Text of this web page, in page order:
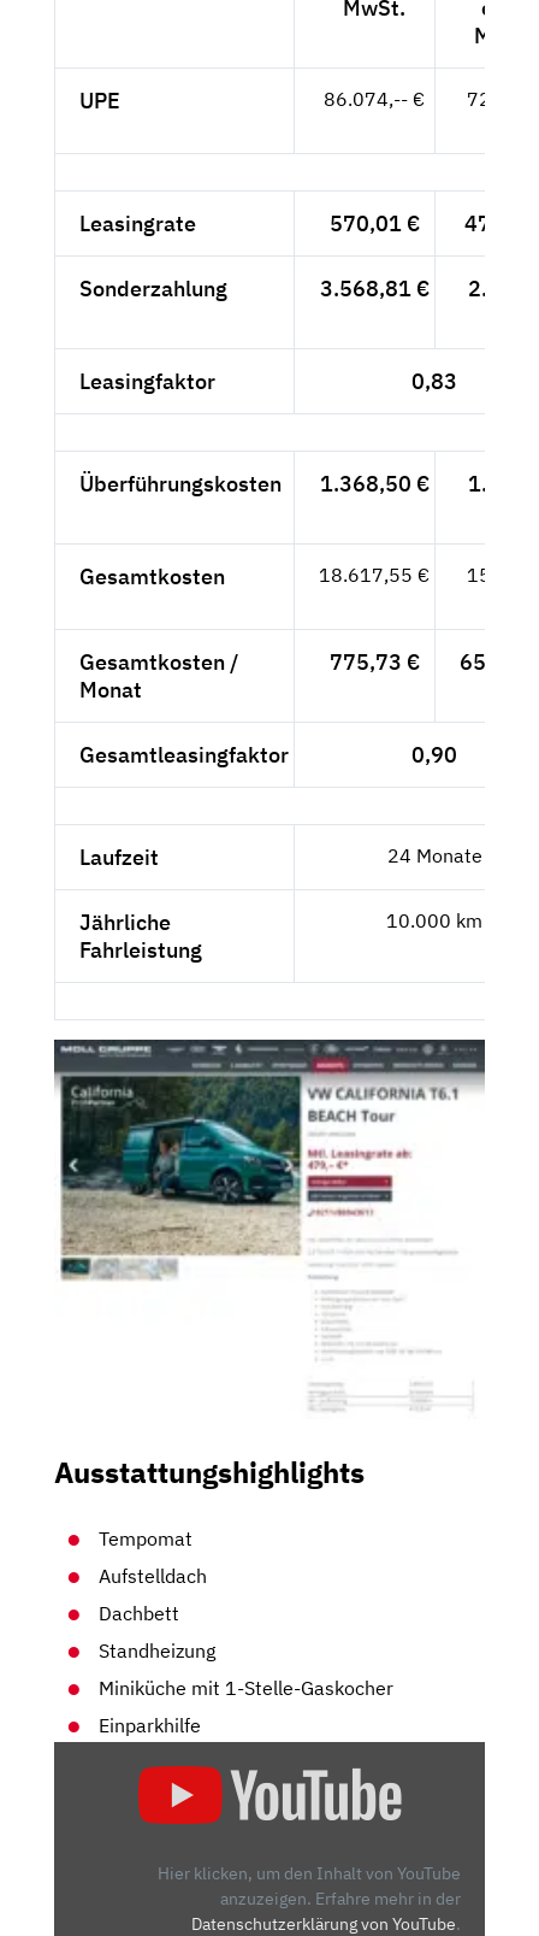
MwSt.
exkl.
MwSt.
UPE 86.074,-- €
Leasingrate 570,01 € 479,--
Sonderzahlung 3.568,81 €
Leasingfaktor 0,83
Überführungskosten 1.368,50 €
Gesamtkosten 18.617,55 €
Gesamtkosten /
Monat
775,73 € 651,88
Gesamtleasingfaktor 0,90
Laufzeit 24 Monate
Jährliche
Fahrleistung
10.000 km
Ausstattungshighlights
Tempomat
Aufstelldach
Dachbett
Standheizung
Miniküche mit 1-Stelle-Gaskocher
Einparkhilfe
CALIFORNIA
Hier klicken, um den Inhalt von YouTube
anzuzeigen. Erfahre mehr in der
Datenschutzerklärung von YouTube.